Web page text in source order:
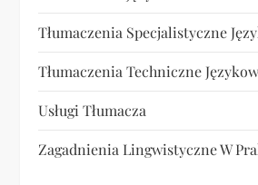
Tłumaczenia Specjalistyczne
Tłumaczenia Techniczne
Usługi Tłumacza
Zagadnienia Lingwistyczne W